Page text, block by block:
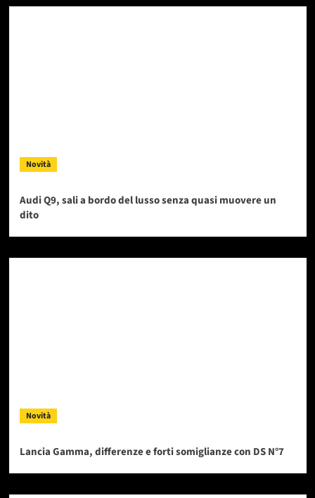
Novità
Audi Q9, sali a bordo del lusso senza quasi muovere un
dito
Novità
Lancia Gamma, differenze e forti somiglianze con DS N°7